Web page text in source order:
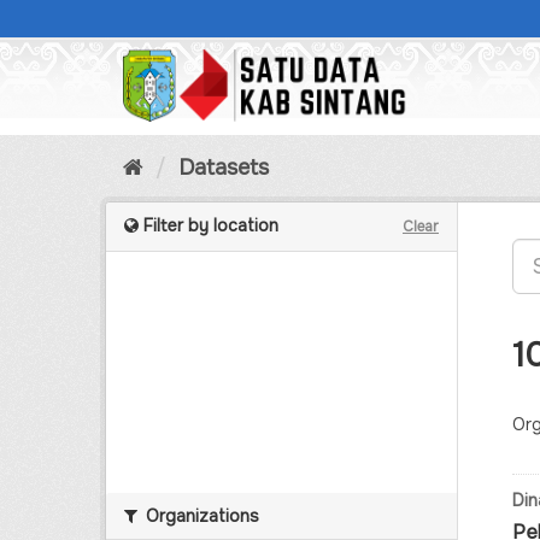
to
Datasets
Filter by location Clear
Organizations